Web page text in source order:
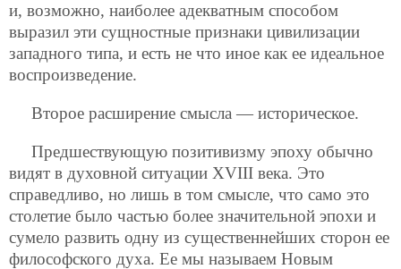
и, возможно, наиболее адекватным способом
выразил эти сущностные признаки цивилизации
западного типа, и есть не что иное как ее идеальное
воспроизведение.
Второе расширение смысла — историческое.
Предшествующую позитивизму эпоху обычно
видят в духовной ситуации XVIII века. Это
справедливо, но лишь в том смысле, что само это
столетие было частью более значительной эпохи и
сумело развить одну из существеннейших сторон ее
философского духа. Ее мы называем Новым